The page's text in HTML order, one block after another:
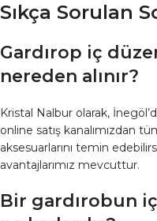
Sıkça Sorulan
Gardırop iç
nereden alınır?
Kristal Nalbur olarak,
online satış kanalımızdan
aksesuarlarını temin
avantajlarımız mevcuttur.
Bir gardırobun